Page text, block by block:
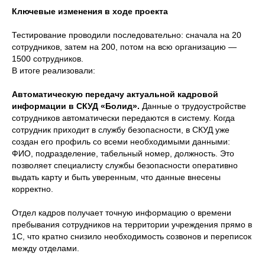
Ключевые изменения в ходе проекта
Тестирование проводили последовательно: сначала на 20
сотрудников, затем на 200, потом на всю организацию —
1500 сотрудников.
В итоге реализовали:
Автоматическую передачу актуальной кадровой
информации в СКУД «Болид». Данные о трудоустройстве
сотрудников автоматически передаются в систему. Когда
сотрудник приходит в службу безопасности, в СКУД уже
создан его профиль со всеми необходимыми данными:
ФИО, подразделение, табельный номер, должность. Это
позволяет специалисту службы безопасности оперативно
выдать карту и быть уверенным, что данные внесены
корректно.
Отдел кадров получает точную информацию о времени
пребывания сотрудников на территории учреждения прямо в
1С, что кратно снизило необходимость созвонов и переписок
между отделами.